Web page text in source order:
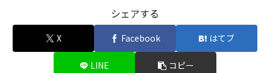
シェアする
X Facebook はてブ
LINE コピー